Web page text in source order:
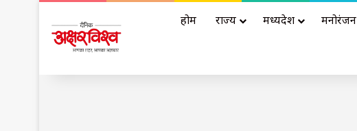
होम राज्य मध्यप्रदेश मनोरंजन